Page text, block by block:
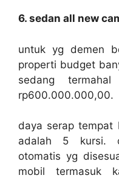
6. sedan all new
untuk yg demen
properti budget
sedang
rp600.000.000,00.
daya serap tempat
adalah 5 kursi.
otomatis yg
mobil termasuk